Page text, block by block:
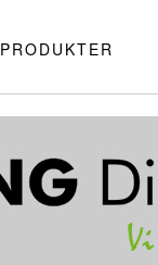
PRODUKTER